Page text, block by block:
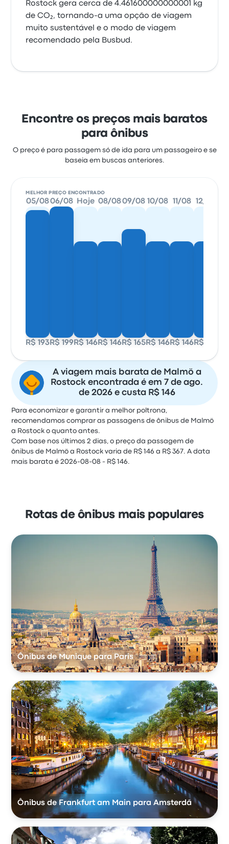
Rostock gera cerca de 4.461600000000001 kg
de CO₂, tornando-a uma opção de viagem
muito sustentável e o modo de viagem
recomendado pela Busbud.
Encontre os preços mais baratos
para ônibus
O preço é para passagem só de ida para um passageiro e se
baseia em buscas anteriores.
MELHOR PREÇO ENCONTRADO
05/08
R$ 193
06/08
R$ 199
Hoje
R$ 146
08/08
R$ 146
09/08
R$ 165
10/08
R$ 146
11/08
R$ 146
12/08
R$ 146
A viagem mais barata de Malmö a
Rostock encontrada é em 7 de ago.
de 2026 e custa R$ 146
Para economizar e garantir a melhor poltrona,
recomendamos comprar as passagens de ônibus de Malmö
a Rostock o quanto antes.
Com base nos últimos 2 dias, o preço da passagem de
ônibus de Malmö a Rostock varia de R$ 146 a R$ 367. A data
mais barata é 2026-08-08 - R$ 146.
Rotas de ônibus mais populares
Ônibus de Munique para Paris
Ônibus de Frankfurt am Main para Amsterdã